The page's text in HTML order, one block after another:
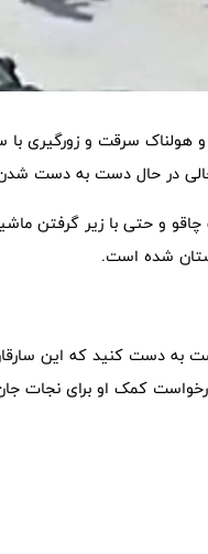
و حتی با زیر گرفتن
شده است.
به دست کنید که این
کمک او برای نجات